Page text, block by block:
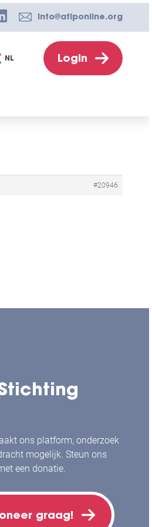
info@afiponline.org
Login
NL
#20946
ons platform, onderzoek
mogelijk. Steun ons
een donatie.
graag!